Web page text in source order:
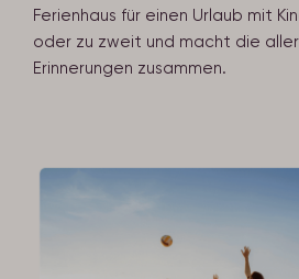
Ferienhaus für einen Urlaub mit
oder zu zweit und macht die
Erinnerungen zusammen.